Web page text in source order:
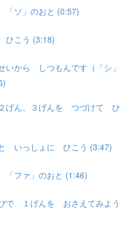
「ソ」のおと (0:57)
ひこう (3:18)
いから しつもんです（「シ」
げん、３げんを つづけて ひ
いっしょに ひこう (3:47)
ファ」のおと (1:46)
で １げんを おさえてみよう